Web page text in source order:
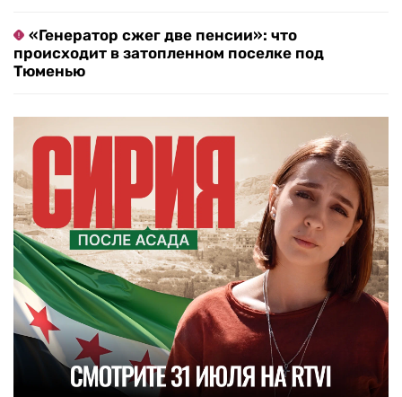
«Генератор сжег две пенсии»: что
происходит в затопленном поселке под
Тюменью